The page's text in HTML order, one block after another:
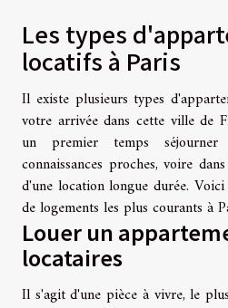
Les types
locatifs à Paris
Il existe plusieurs types
votre arrivée dans cette ville de
un premier temps
connaissances proches, voire
d'une location longue durée.
de logements les plus courants à
Louer un
locataires
Il s'agit d'une pièce à vivre, le